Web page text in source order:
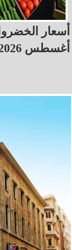
أغسطس 2026 بسوق العبور